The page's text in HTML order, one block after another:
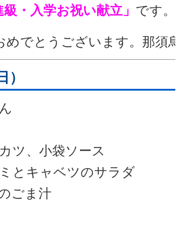
級・入学お祝い献立」 です。
めでとうございます。那須
ツ、小袋ソース
とキャベツのサラダ
ごま汁